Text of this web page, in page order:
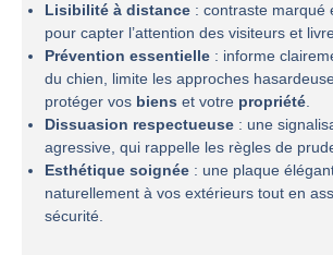
Lisibilité à distance : contraste marqué
pour capter l’attention des visiteurs et
Prévention essentielle : informe
du chien, limite les approches
protéger vos biens et votre propriété.
Dissuasion respectueuse : une
agressive, qui rappelle les règles de
Esthétique soignée : une plaque
naturellement à vos extérieurs tout en
sécurité.